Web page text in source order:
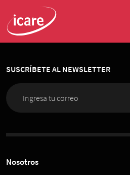
SUSCRÍBETE AL NEWSLETTER
Nosotros